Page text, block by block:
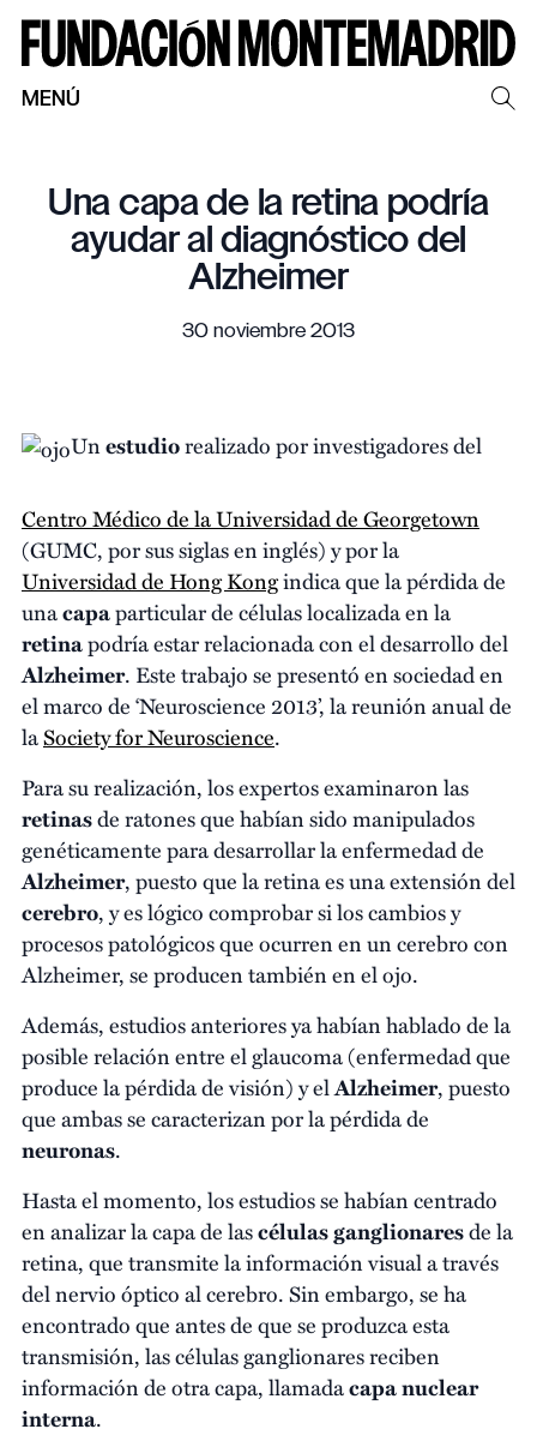
MENÚ
Una capa de la retina podría
ayudar al diagnóstico del
Alzheimer
30 noviembre 2013
Unestudiorealizado por investigadores del
Centro Médico de la Universidad de Georgetown
(GUMC, por sus siglas en inglés) y por la
Universidad de Hong Kongindica que la pérdida de
unacapaparticular de células localizada en la
retinapodría estar relacionada con el desarrollo del
Alzheimer. Este trabajo se presentó en sociedad en
el marco de ‘Neuroscience 2013’, la reunión anual de
laSociety for Neuroscience.
Para su realización, los expertos examinaron las
retinasde ratones que habían sido manipulados
genéticamente para desarrollar la enfermedad de
Alzheimer, puesto que la retina es una extensión del
cerebro, y es lógico comprobar si los cambios y
procesos patológicos que ocurren en un cerebro con
Alzheimer, se producen también en el ojo.
Además, estudios anteriores ya habían hablado de la
posible relación entre el glaucoma (enfermedad que
produce la pérdida de visión) y elAlzheimer, puesto
que ambas se caracterizan por la pérdida de
neuronas.
Hasta el momento, los estudios se habían centrado
en analizar la capa de lascélulas ganglionaresde la
retina, que transmite la información visual a través
del nervio óptico al cerebro. Sin embargo, se ha
encontrado que antes de que se produzca esta
transmisión, las células ganglionares reciben
información de otra capa, llamadacapa nuclear
interna.